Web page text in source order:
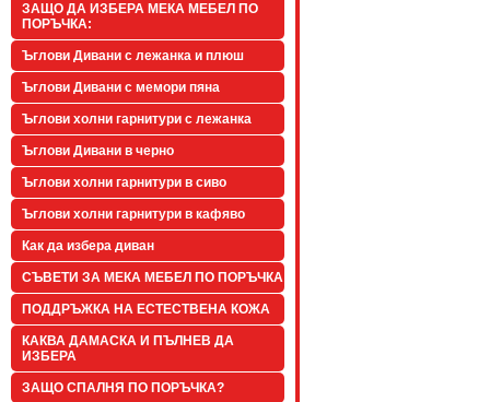
ЗАЩО ДА ИЗБЕРА МЕКА МЕБЕЛ ПО
ПОРЪЧКА:
Ъглови Дивани с лежанка и плюш
Ъглови Дивани с мемори пяна
Ъглови холни гарнитури с лежанка
Ъглови Дивани в черно
Ъглови холни гарнитури в сиво
Ъглови холни гарнитури в кафяво
Как да избера диван
СЪВЕТИ ЗА МЕКА МЕБЕЛ ПО ПОРЪЧКА
ПОДДРЪЖКА НА ЕСТЕСТВЕНА КОЖА
КАКВА ДАМАСКА И ПЪЛНЕВ ДА
ИЗБЕРА
ЗАЩО СПАЛНЯ ПО ПОРЪЧКА?